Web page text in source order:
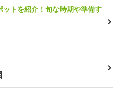
トを紹介！旬な時期や準備す